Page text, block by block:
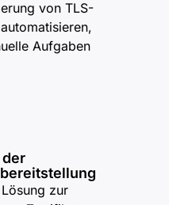
von TLS-
Aufgaben
zur